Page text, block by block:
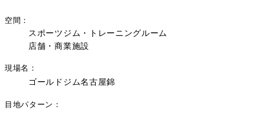
空間
スポーツジム・トレーニングルーム
店舗・商業施設
現場名
ゴールドジム名古屋錦
目地パターン